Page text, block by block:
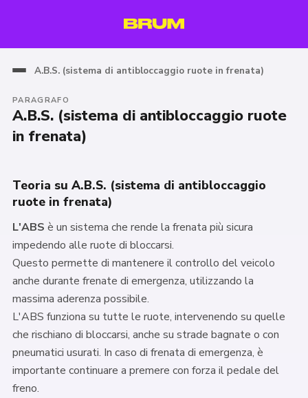
A.B.S. (sistema di antibloccaggio ruote in frenata)
PARAGRAFO
A.B.S. (sistema di antibloccaggio ruote
in frenata)
Teoria su A.B.S. (sistema di antibloccaggio
ruote in frenata)
L'ABS è un sistema che rende la frenata più sicura
impedendo alle ruote di bloccarsi.
Questo permette di mantenere il controllo del veicolo
anche durante frenate di emergenza, utilizzando la
massima aderenza possibile.
L'ABS funziona su tutte le ruote, intervenendo su quelle
che rischiano di bloccarsi, anche su strade bagnate o con
pneumatici usurati. In caso di frenata di emergenza, è
importante continuare a premere con forza il pedale del
freno.